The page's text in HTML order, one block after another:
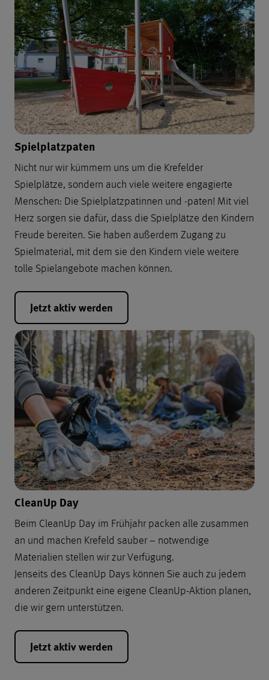
Spielplatzpaten
Nicht nur wir kümmern uns um die Krefelder
Spielplätze, sondern auch viele weitere engagierte
Menschen: Die Spielplatzpatinnen und -paten! Mit viel
Herz sorgen sie dafür, dass die Spielplätze den Kindern
Freude bereiten. Sie haben außerdem Zugang zu
Spielmaterial, mit dem sie den Kindern viele weitere
tolle Spielangebote machen können.
Jetzt aktiv werden
CleanUp Day
Beim CleanUp Day im Frühjahr packen alle zusammen
an und machen Krefeld sauber − notwendige
Materialien stellen wir zur Verfügung.
Jenseits des CleanUp Days können Sie auch zu jedem
anderen Zeitpunkt eine eigene CleanUp-Aktion planen,
die wir gern unterstützen.
Jetzt aktiv werden